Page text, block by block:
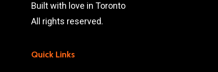
Built with love in Toronto
All rights reserved.
Quick Links